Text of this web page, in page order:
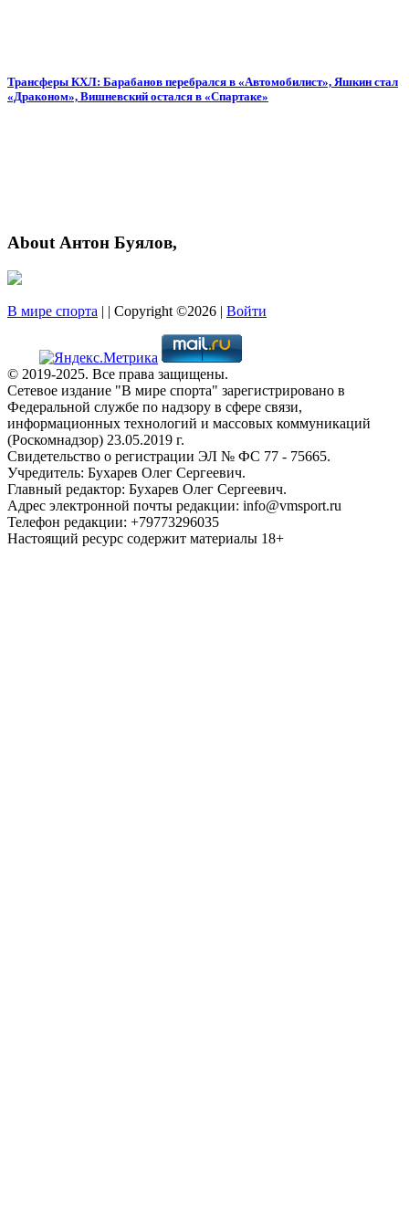
Трансферы КХЛ: Барабанов перебрался в «Автомобилист», Яшкин стал
«Драконом», Вишневский остался в «Спартаке»
About Антон Буялов,
В мире спорта | | Copyright ©2026 | Войти
© 2019-2025. Все права защищены.
Сетевое издание "В мире спорта" зарегистрировано в
Федеральной службе по надзору в сфере связи,
информационных технологий и массовых коммуникаций
(Роскомнадзор) 23.05.2019 г.
Свидетельство о регистрации ЭЛ № ФС 77 - 75665.
Учредитель: Бухарев Олег Сергеевич.
Главный редактор: Бухарев Олег Сергеевич.
Адрес электронной почты редакции: info@vmsport.ru
Телефон редакции: +79773296035
Настоящий ресурс содержит материалы 18+